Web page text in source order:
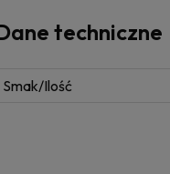
techniczne
Smak/Ilość